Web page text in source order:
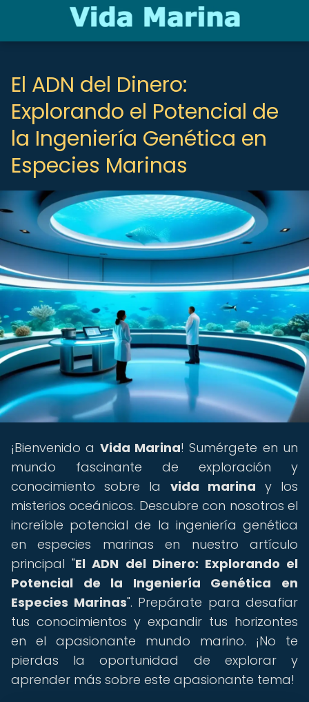
El ADN del Dinero:
Explorando el Potencial de
la Ingeniería Genética en
Especies Marinas
¡Bienvenido a Vida Marina! Sumérgete en un
mundo fascinante de exploración y
conocimiento sobre la vida marina y los
misterios oceánicos. Descubre con nosotros el
increíble potencial de la ingeniería genética
en especies marinas en nuestro artículo
principal "El ADN del Dinero: Explorando el
Potencial de la Ingeniería Genética en
Especies Marinas". Prepárate para desafiar
tus conocimientos y expandir tus horizontes
en el apasionante mundo marino. ¡No te
pierdas la oportunidad de explorar y
aprender más sobre este apasionante tema!